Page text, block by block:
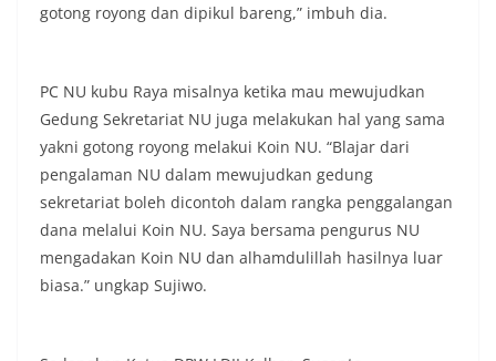
gotong royong dan dipikul bareng,” imbuh dia.
PC NU kubu Raya misalnya ketika mau mewujudkan
Gedung Sekretariat NU juga melakukan hal yang sama
yakni gotong royong melakui Koin NU. “Blajar dari
pengalaman NU dalam mewujudkan gedung
sekretariat boleh dicontoh dalam rangka penggalangan
dana melalui Koin NU. Saya bersama pengurus NU
mengadakan Koin NU dan alhamdulillah hasilnya luar
biasa.” ungkap Sujiwo.